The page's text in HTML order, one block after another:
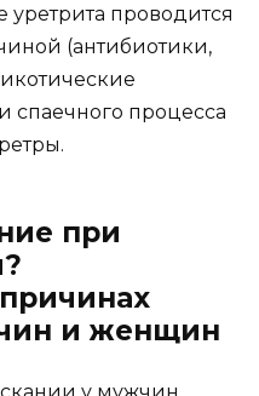
уретрита проводится
(антибиотики,
спаечного процесса
при
и женщин